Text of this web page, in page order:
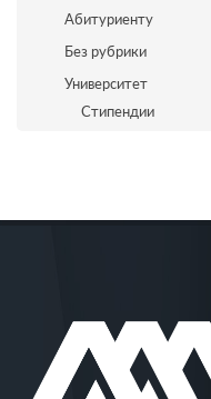
Абитуриенту
Без рубрики
Университет
Стипендии